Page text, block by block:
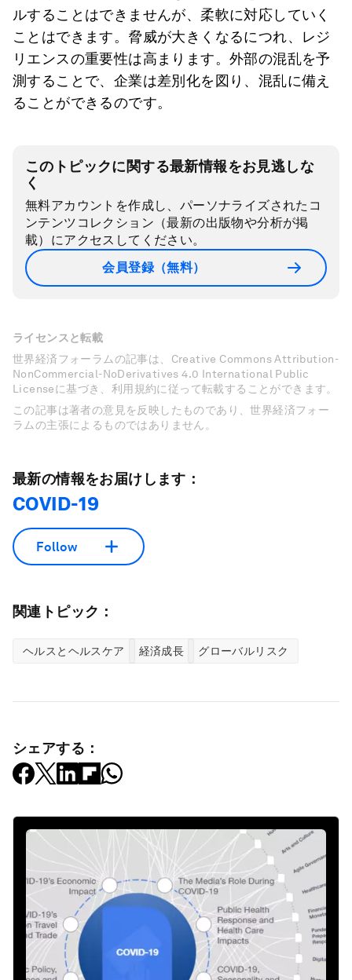
ルすることはできませんが、柔軟に対応していく
ことはできます。脅威が大きくなるにつれ、レジ
リエンスの重要性は高まります。外部の混乱を予
測することで、企業は差別化を図り、混乱に備え
ることができるのです。
このトピックに関する最新情報をお見逃しな
く
無料アカウントを作成し、パーソナライズされたコ
ンテンツコレクション（最新の出版物や分析が掲
載）にアクセスしてください。
会員登録（無料）
ライセンスと転載
世界経済フォーラムの記事は、Creative Commons Attribution-
NonCommercial-NoDerivatives 4.0 International Public
Licenseに基づき、利用規約に従って転載することができます。
この記事は著者の意見を反映したものであり、世界経済フォー
ラムの主張によるものではありません。
最新の情報をお届けします：
COVID-19
Follow
関連トピック：
ヘルスとヘルスケア 経済成長 グローバルリスク
シェアする：